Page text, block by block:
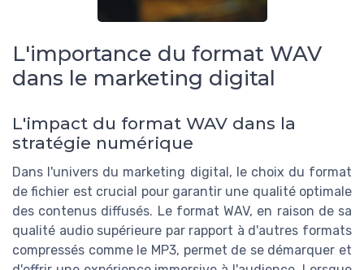
L'importance du format WAV
dans le marketing digital
L'impact du format WAV dans la
stratégie numérique
Dans l'univers du marketing digital, le choix du format
de fichier est crucial pour garantir une qualité optimale
des contenus diffusés. Le format WAV, en raison de sa
qualité audio supérieure par rapport à d'autres formats
compressés comme le MP3, permet de se démarquer et